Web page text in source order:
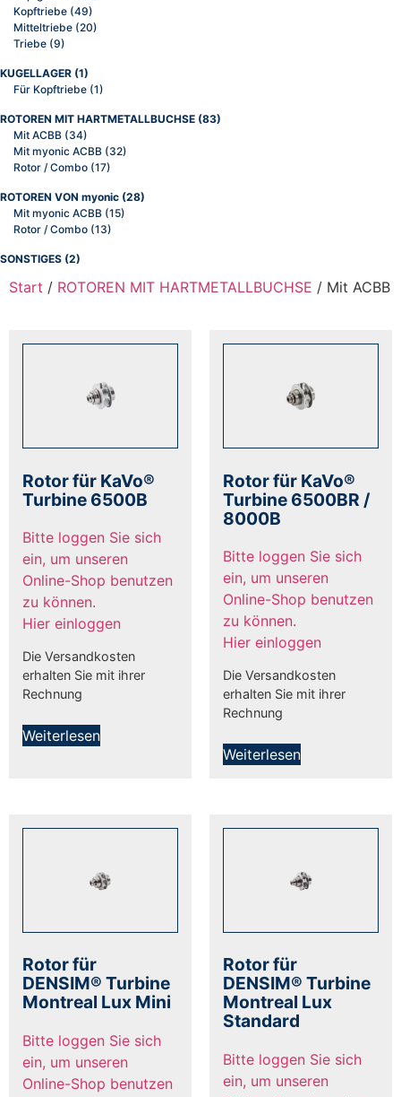
Kopftriebe (49)
Mitteltriebe (20)
Triebe (9)
KUGELLAGER (1)
Für Kopftriebe (1)
ROTOREN MIT HARTMETALLBUCHSE (83)
Mit ACBB (34)
Mit myonic ACBB (32)
Rotor / Combo (17)
ROTOREN VON myonic (28)
Mit myonic ACBB (15)
Rotor / Combo (13)
SONSTIGES (2)
Start / ROTOREN MIT HARTMETALLBUCHSE / Mit ACBB
Rotor für KaVo®
Turbine 6500B
Bitte loggen Sie sich
ein, um unseren
Online-Shop benutzen
zu können.
Hier einloggen
Die Versandkosten
erhalten Sie mit ihrer
Rechnung
Weiterlesen
Rotor für KaVo®
Turbine 6500BR /
8000B
Bitte loggen Sie sich
ein, um unseren
Online-Shop benutzen
zu können.
Hier einloggen
Die Versandkosten
erhalten Sie mit ihrer
Rechnung
Weiterlesen
Rotor für
DENSIM® Turbine
Montreal Lux Mini
Bitte loggen Sie sich
ein, um unseren
Online-Shop benutzen
Rotor für
DENSIM® Turbine
Montreal Lux
Standard
Bitte loggen Sie sich
ein, um unseren